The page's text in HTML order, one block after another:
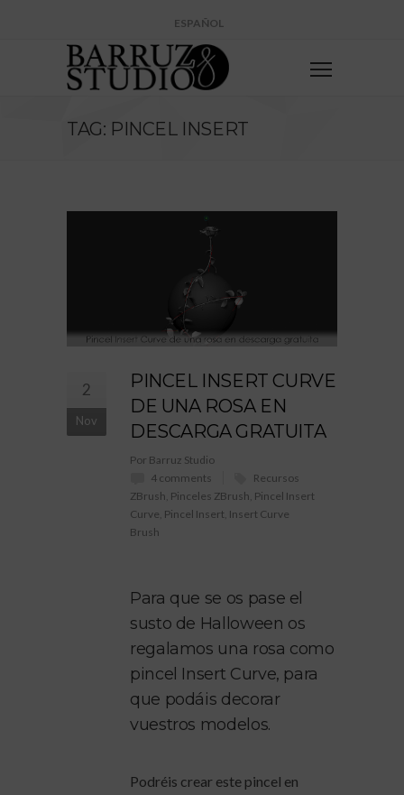
ESPAÑOL
TAG: PINCEL INSERT
2
Nov
PINCEL INSERT CURVE
DE UNA ROSA EN
DESCARGA GRATUITA
Por Barruz Studio
4 comments
Recursos
ZBrush Pinceles ZBrush Pincel Insert
Curve Pincel Insert Insert Curve
Brush
Para que se os pase el
susto de Halloween os
regalamos una rosa como
pincel Insert Curve, para
que podáis decorar
vuestros modelos.
Podréis crear este pincel en